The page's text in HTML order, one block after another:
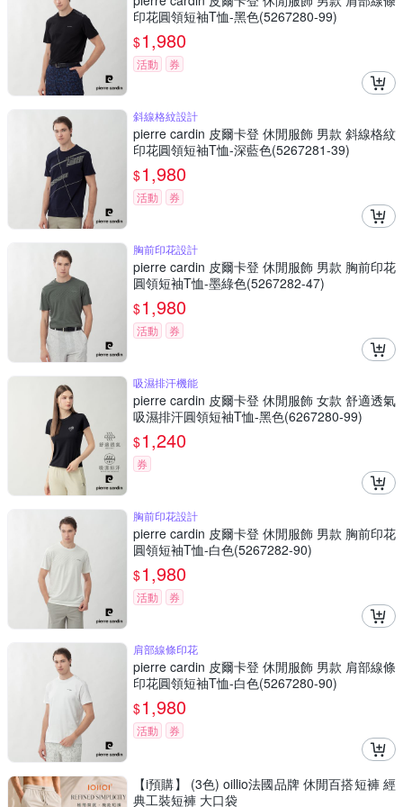
印花圓領短袖T恤-黑色(5267280-99)
$1,980
活動 券
斜線格紋設計
pierre cardin 皮爾卡登 休閒服飾 男款 斜線格紋
印花圓領短袖T恤-深藍色(5267281-39)
$1,980
活動 券
胸前印花設計
pierre cardin 皮爾卡登 休閒服飾 男款 胸前印花
圓領短袖T恤-墨綠色(5267282-47)
$1,980
活動 券
吸濕排汗機能
pierre cardin 皮爾卡登 休閒服飾 女款 舒適透氣
吸濕排汗圓領短袖T恤-黑色(6267280-99)
$1,240
券
胸前印花設計
pierre cardin 皮爾卡登 休閒服飾 男款 胸前印花
圓領短袖T恤-白色(5267282-90)
$1,980
活動 券
肩部線條印花
pierre cardin 皮爾卡登 休閒服飾 男款 肩部線條
印花圓領短袖T恤-白色(5267280-90)
$1,980
活動 券
【i預購】 (3色) oillio法國品牌 休閒百搭短褲 經
典工裝短褲 大口袋